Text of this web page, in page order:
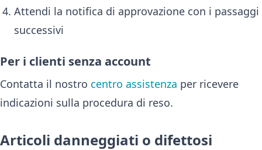
Attendi la notifica di approvazione con i passaggi
successivi
Per i clienti senza account
Contatta il nostro centro assistenza per ricevere
indicazioni sulla procedura di reso.
Articoli danneggiati o difettosi